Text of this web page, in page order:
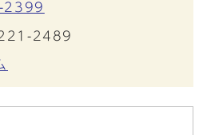
2399
221-2489